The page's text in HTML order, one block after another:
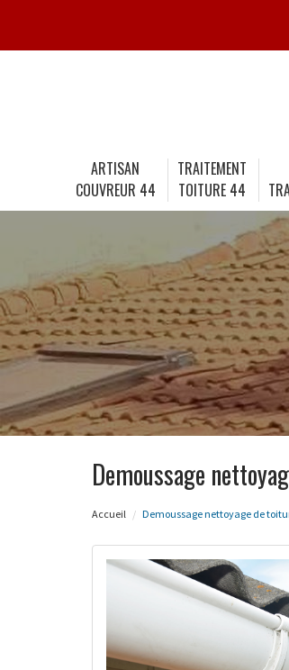
ARTISAN
COUVREUR 44
TRAITEMENT
TOITURE 44
Demoussage
Accueil Demoussage nettoyage de